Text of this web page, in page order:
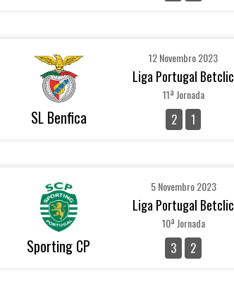
SL Benfica
12 Novembro 2023
Liga Portugal Betclic
11ª Jornada
2 1
Sporting CP
5 Novembro 2023
Liga Portugal Betclic
10ª Jornada
3 2